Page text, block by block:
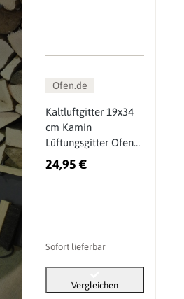
Ofen.de
Kaltluftgitter 19x34
cm Kamin
Lüftungsgitter Ofen
Gitter Gold Patina
24,95 €
Sofort lieferbar
Vergleichen